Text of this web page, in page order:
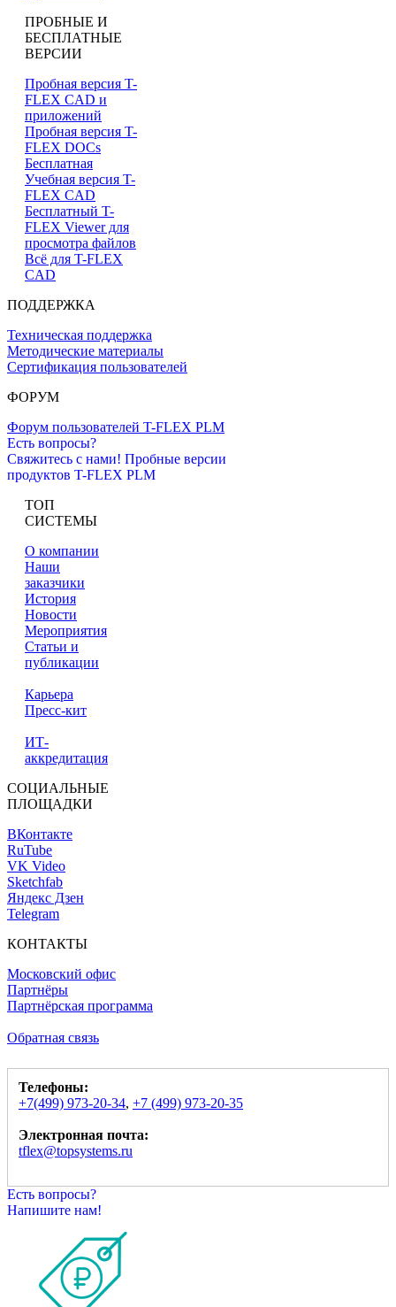
ПРОБНЫЕ И
БЕСПЛАТНЫЕ
ВЕРСИИ
Пробная версия T-
FLEX CAD и
приложений
Пробная версия T-
FLEX DOCs
Бесплатная
Учебная версия T-
FLEX CAD
Бесплатный T-
FLEX Viewer для
просмотра файлов
Всё для T-FLEX
CAD
ПОДДЕРЖКА
Техническая поддержка
Методические материалы
Сертификация пользователей
ФОРУМ
Форум пользователей T-FLEX PLM
Есть вопросы?
Свяжитесь с нами! Пробные версии
продуктов T-FLEX PLM
ТОП
СИСТЕМЫ
О компании
Наши
заказчики
История
Новости
Мероприятия
Статьи и
публикации
Карьера
Пресс-кит
ИТ-
аккредитация
СОЦИАЛЬНЫЕ
ПЛОЩАДКИ
ВКонтакте
RuTube
VK Video
Sketchfab
Яндекс Дзен
Telegram
КОНТАКТЫ
Московский офис
Партнёры
Партнёрская программа
Обратная связь
Телефоны:
+7(499) 973-20-34, +7 (499) 973-20-35
Электронная почта:
tflex@topsystems.ru
Есть вопросы?
Напишите нам!